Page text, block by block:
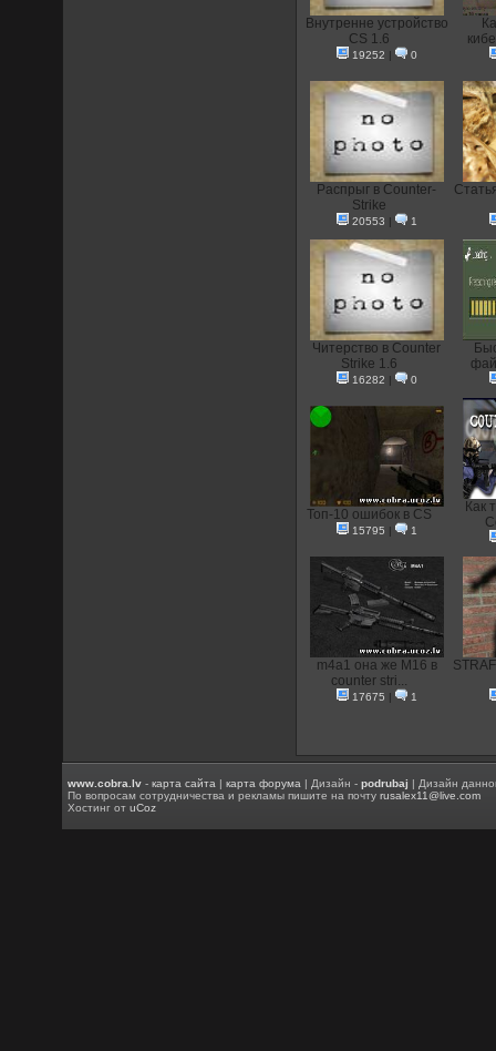
Внутренне устройство
CS 1.6
19252 | 0
Распрыг в Counter-
Strike
20553 | 1
Читерство в Counter
Strike 1.6
16282 | 0
Топ-10 ошибок в CS
15795 | 1
Как
m4a1 она же M16 в
counter stri...
17675 | 1
www.cobra.lv -карта сайта |карта форума | Дизайн -podrubaj | Дизайн
По вопросам сотрудничества и рекламы пишите на почтуrusalex11@live.com
Хостинг отuCoz